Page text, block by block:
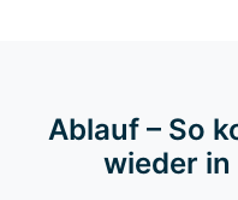
Ablauf – So
wieder in